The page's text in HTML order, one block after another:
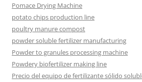
Pomace Drying Machine
potato chips production line
poultry manure compost
powder soluble fertilizer manufacturing
Powder to granules processing machine
Powdery biofertilizer making line
Precio del equipo de fertilizante sólido